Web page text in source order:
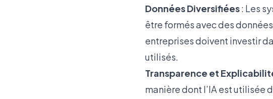
Données Diversifiées: Les
être formés avec des
entreprises doivent investir
utilisés.
Transparence et
manière dont l’IA est utilisée